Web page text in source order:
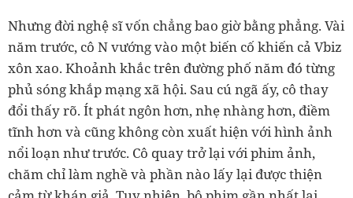
Nhưng đời nghệ sĩ vốn chẳng bao giờ bằng phẳng. Vài
năm trước, cô N vướng vào một biến cố khiến cả Vbiz
xôn xao. Khoảnh khắc trên đường phố năm đó từng
phủ sóng khắp mạng xã hội. Sau cú ngã ấy, cô thay
đổi thấy rõ. Ít phát ngôn hơn, nhẹ nhàng hơn, điềm
tĩnh hơn và cũng không còn xuất hiện với hình ảnh
nổi loạn như trước. Cô quay trở lại với phim ảnh,
chăm chỉ làm nghề và phần nào lấy lại được thiện